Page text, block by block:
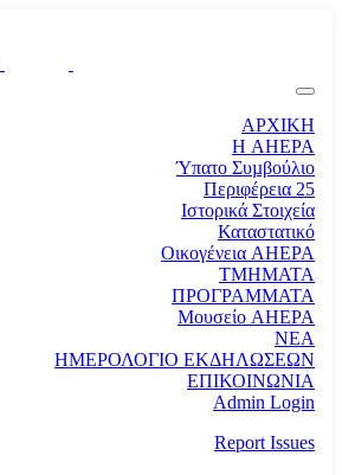
ΑΡΧΙΚΗ
Η AHEPA
Ύπατο Συµβούλιο
Περιφέρεια 25
Ιστορικά Στοιχεία
Καταστατικό
Οικογένεια AHEPA
ΤΜΗΜΑΤΑ
ΠΡΟΓΡΑΜΜΑΤΑ
Μουσείο AHEPA
ΝΕΑ
ΗΜΕΡΟΛΟΓΙΟ ΕΚΔΗΛΩΣΕΩΝ
ΕΠΙΚΟΙΝΩΝΙΑ
Admin Login
Report Issues